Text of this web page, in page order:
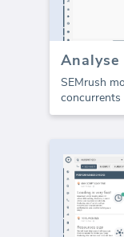
SEMrush
concurrents